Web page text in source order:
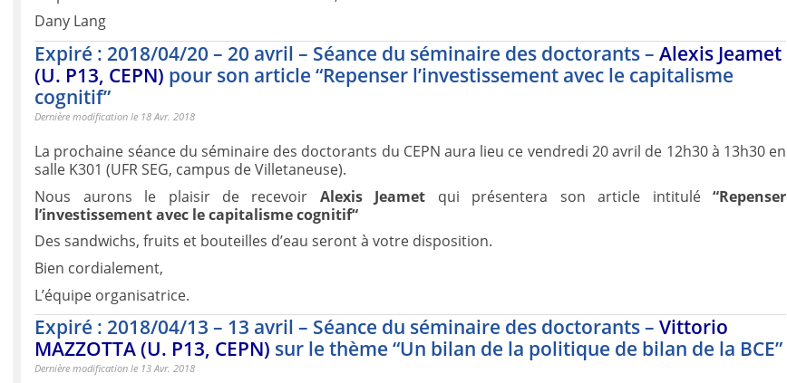
Dany Lang
Expiré : 2018/04/20 – 20 avril – Séance du séminaire des doctorants –Alexis Jeamet
(U. P13, CEPN) pour son article “Repenser l’investissement avec le capitalisme
cognitif”
Dernière modification le 18 Avr. 2018
La prochaine séance du séminaire des doctorants du CEPN aura lieu ce vendredi 20 avril de 12h30 à 13h30 en
salle K301 (UFR SEG, campus de Villetaneuse).
Nous aurons le plaisir de recevoir Alexis Jeamet qui présentera son article intitulé“Repenser
l’investissement avec le capitalisme cognitif“
Des sandwichs, fruits et bouteilles d’eau seront à votre disposition.
Bien cordialement,
L’équipe organisatrice.
Expiré : 2018/04/13 – 13 avril – Séance du séminaire des doctorants –Vittorio
MAZZOTTA (U. P13, CEPN) sur le thème “Un bilan de la politique de bilan de la BCE”
Dernière modification le 13 Avr. 2018